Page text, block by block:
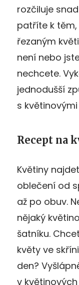
rozčiluje
patříte k
řezaným
není nebo
nechcete.
jednodušší
s
Recept na
Květiny
oblečení od
až po obuv.
nějaký
šatníku.
květy ve
den?
v